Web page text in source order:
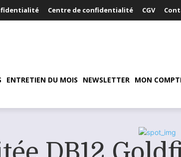
Centre de confidentialité CGV
ENTRETIEN DU MOIS NEWSLETTER MON